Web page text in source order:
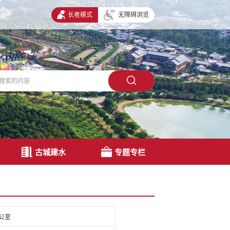
长者模式 无障碍浏览
古城建水 专题专栏
室